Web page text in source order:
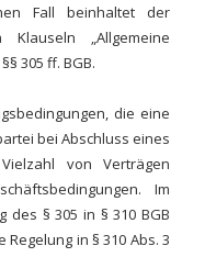
Fall beinhaltet der
„Allgemeine
305 ff. BGB.
die eine
bei Abschluss eines
von Verträgen
Im
des § 305 in § 310 BGB
in § 310 Abs. 3